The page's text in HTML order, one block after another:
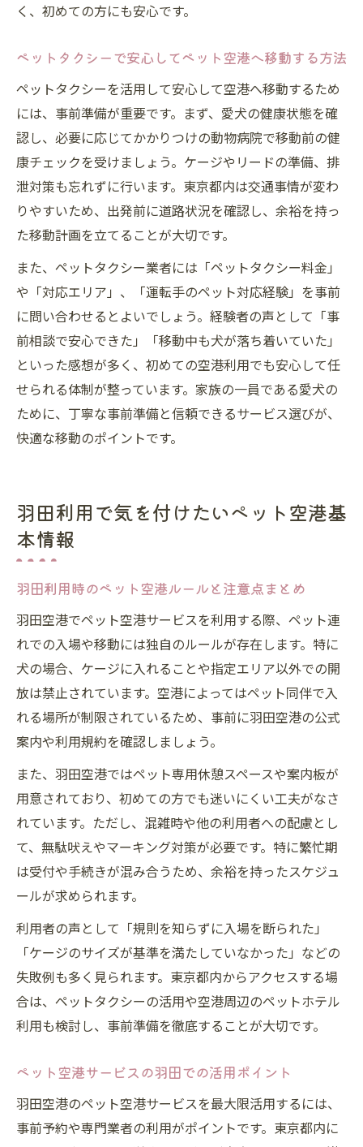
く、初めての方にも安心です。
ペットタクシーで安心してペット空港へ移動する方法
ペットタクシーを活用して安心して空港へ移動するため
には、事前準備が重要です。まず、愛犬の健康状態を確
認し、必要に応じてかかりつけの動物病院で移動前の健
康チェックを受けましょう。ケージやリードの準備、排
泄対策も忘れずに行います。東京都内は交通事情が変わ
りやすいため、出発前に道路状況を確認し、余裕を持っ
た移動計画を立てることが大切です。
また、ペットタクシー業者には「ペットタクシー料金」
や「対応エリア」、「運転手のペット対応経験」を事前
に問い合わせるとよいでしょう。経験者の声として「事
前相談で安心できた」「移動中も犬が落ち着いていた」
といった感想が多く、初めての空港利用でも安心して任
せられる体制が整っています。家族の一員である愛犬の
ために、丁寧な事前準備と信頼できるサービス選びが、
快適な移動のポイントです。
羽田利用で気を付けたいペット空港基
本情報
羽田利用時のペット空港ルールと注意点まとめ
羽田空港でペット空港サービスを利用する際、ペット連
れでの入場や移動には独自のルールが存在します。特に
犬の場合、ケージに入れることや指定エリア以外での開
放は禁止されています。空港によってはペット同伴で入
れる場所が制限されているため、事前に羽田空港の公式
案内や利用規約を確認しましょう。
また、羽田空港ではペット専用休憩スペースや案内板が
用意されており、初めての方でも迷いにくい工夫がなさ
れています。ただし、混雑時や他の利用者への配慮とし
て、無駄吠えやマーキング対策が必要です。特に繁忙期
は受付や手続きが混み合うため、余裕を持ったスケジュ
ールが求められます。
利用者の声として「規則を知らずに入場を断られた」
「ケージのサイズが基準を満たしていなかった」などの
失敗例も多く見られます。東京都内からアクセスする場
合は、ペットタクシーの活用や空港周辺のペットホテル
利用も検討し、事前準備を徹底することが大切です。
ペット空港サービスの羽田での活用ポイント
羽田空港のペット空港サービスを最大限活用するには、
事前予約や専門業者の利用がポイントです。東京都内に